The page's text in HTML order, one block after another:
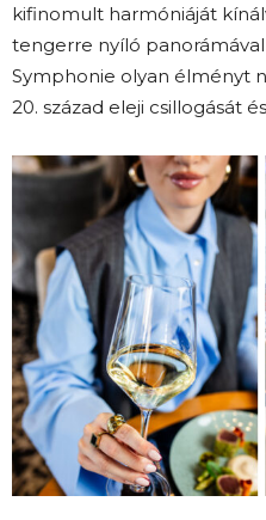
kifinomult harmóniáját
tengerre nyíló
Symphonie olyan élményt
20. század eleji csillogását